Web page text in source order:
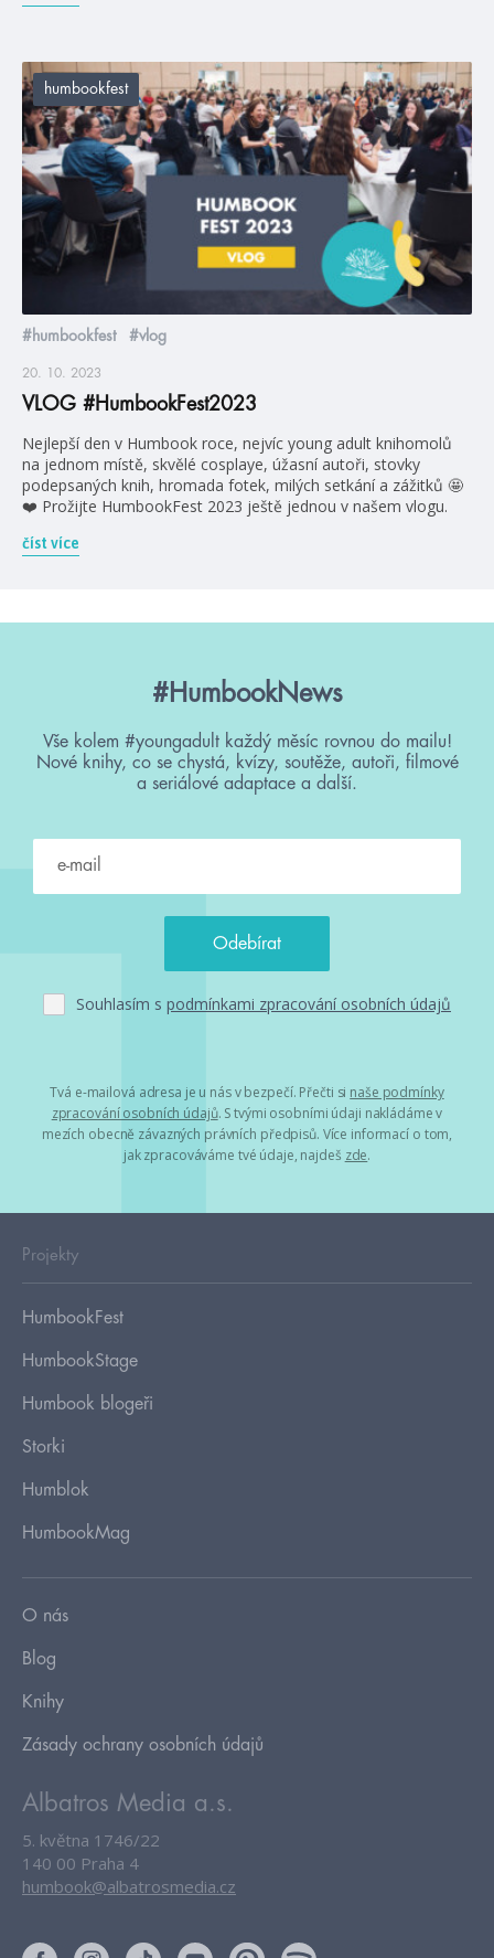
humbookfest
#humbookfest #vlog
20. 10. 2023
VLOG #HumbookFest2023
Nejlepší den v Humbook roce, nejvíc young adult knihomolů
na jednom místě, skvělé cosplaye, úžasní autoři, stovky
podepsaných knih, hromada fotek, milých setkání a zážitků 🤩
❤️ Prožijte HumbookFest 2023 ještě jednou v našem vlogu.
číst více
#HumbookNews
Vše kolem #youngadult každý měsíc rovnou do mailu!
Nové knihy, co se chystá, kvízy, soutěže, autoři, filmové
a seriálové adaptace a další.
Souhlasím s podmínkami zpracování osobních údajů
Tvá e-mailová adresa je u nás v bezpečí. Přečti si naše podmínky
zpracování osobních údajů. S tvými osobními údaji nakládáme v
mezích obecně závazných právních předpisů. Více informací o tom,
jak zpracováváme tvé údaje, najdeš zde.
Projekty
HumbookFest
HumbookStage
Humbook blogeři
Storki
Humblok
HumbookMag
O nás
Blog
Knihy
Zásady ochrany osobních údajů
Albatros Media a.s.
5. května 1746/22
140 00 Praha 4
humbook@albatrosmedia.cz